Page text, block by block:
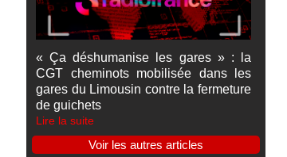
« Ça déshumanise les gares » : la
CGT cheminots mobilisée dans les
gares du Limousin contre la fermeture
de guichets
Lire la suite
Voir les autres articles